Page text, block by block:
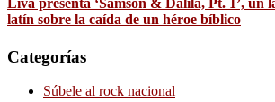
Liva presenta ‘Samson & Dalila, Pt. 1’, un
latín sobre la caída de un héroe bíblico
Categorías
Súbele al rock nacional